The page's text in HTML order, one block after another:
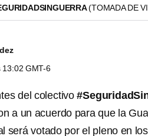
(TOMADA DE
13:02 GMT-6
del colectivo
a un acuerdo para que la
será votado por el pleno en